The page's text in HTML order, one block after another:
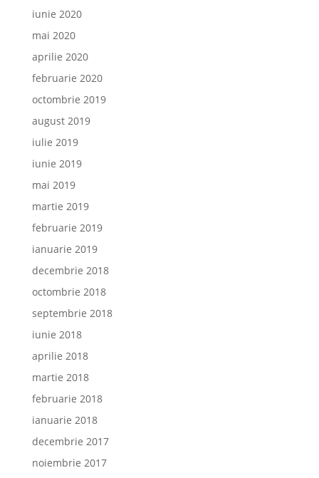
iunie 2020
mai 2020
aprilie 2020
februarie 2020
octombrie 2019
august 2019
iulie 2019
iunie 2019
mai 2019
martie 2019
februarie 2019
ianuarie 2019
decembrie 2018
octombrie 2018
septembrie 2018
iunie 2018
aprilie 2018
martie 2018
februarie 2018
ianuarie 2018
decembrie 2017
noiembrie 2017